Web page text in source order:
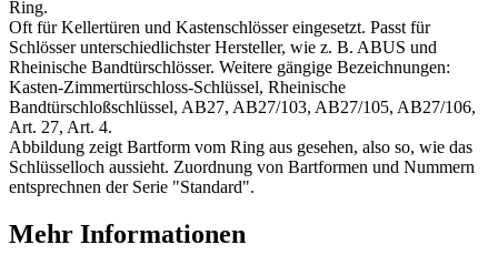
Ring.
Oft für Kellertüren und Kastenschlösser eingesetzt. Passt für
Schlösser unterschiedlichster Hersteller, wie z. B. ABUS und
Rheinische Bandtürschlösser. Weitere gängige Bezeichnungen:
Kasten-Zimmertürschloss-Schlüssel, Rheinische
Bandtürschloßschlüssel, AB27, AB27/103, AB27/105, AB27/106,
Art. 27, Art. 4.
Abbildung zeigt Bartform vom Ring aus gesehen, also so, wie das
Schlüsselloch aussieht. Zuordnung von Bartformen und Nummern
entsprechnen der Serie "Standard".
Mehr Informationen